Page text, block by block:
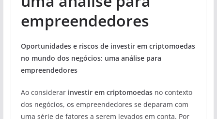
empreendedores
Oportunidades e riscos de investir em criptomoedas
no mundo dos negócios: uma análise para
empreendedores
Ao considerar investir em criptomoedasno contexto
dos negócios, os empreendedores se deparam com
uma série de fatores a serem levados em conta. Por